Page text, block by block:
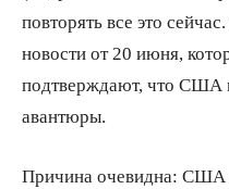
повторять все это
новости от 20 июня,
подтверждают, что США
авантюры.
Причина очевидна: США